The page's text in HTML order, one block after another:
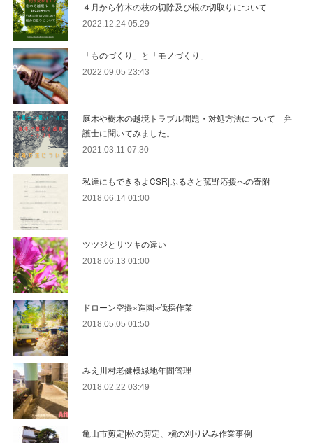
４月から竹木の枝の切除及び根の切取りについて
2022.12.24 05:29
「ものづくり」と「モノづくり」
2022.09.05 23:43
庭木や樹木の越境トラブル問題・対処方法について 弁
護士に聞いてみました。
2021.03.11 07:30
私達にもできるよCSR|ふるさと菰野応援への寄附
2018.06.14 01:00
ツツジとサツキの違い
2018.06.13 01:00
ドローン空撮×造園×伐採作業
2018.05.05 01:50
みえ川村老健様緑地年間管理
2018.02.22 03:49
亀山市剪定|松の剪定、槇の刈り込み作業事例